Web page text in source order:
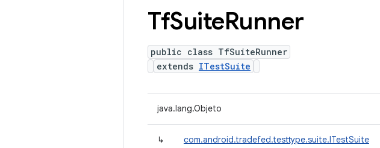
TfSuiteRunner
public class TfSuiteRunner
extends ITestSuite
java.lang.Objeto
↳ com.android.tradefed.testtype.suite.ITestSuite